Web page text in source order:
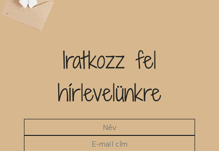
Cserni András – Magyarország
Ösztönhangok
Ria Anne Donovan – Magyarország
Ocsovai Ferenc – Magyarország
Keti Thür – Magyarország
Az óra
Csörgő Iván – Magyarország
Iratkozz fel
hírlevelünkre